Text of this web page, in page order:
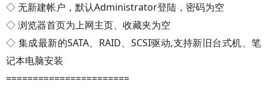
◇ 无新建帐户，默认Administrator登陆，密码为空
◇ 浏览器首页为上网主页、收藏夹为空
◇ 集成最新的SATA、RAID、SCSI驱动,支持新旧台式机、笔
记本电脑安装
=======================